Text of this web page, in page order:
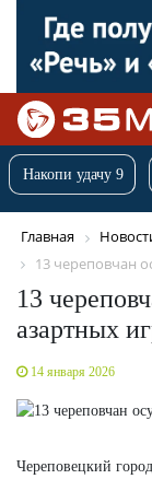
Накопи удачу 9
Главная
13 череповчан
13
азартных
14 января 2026
Череповецкий